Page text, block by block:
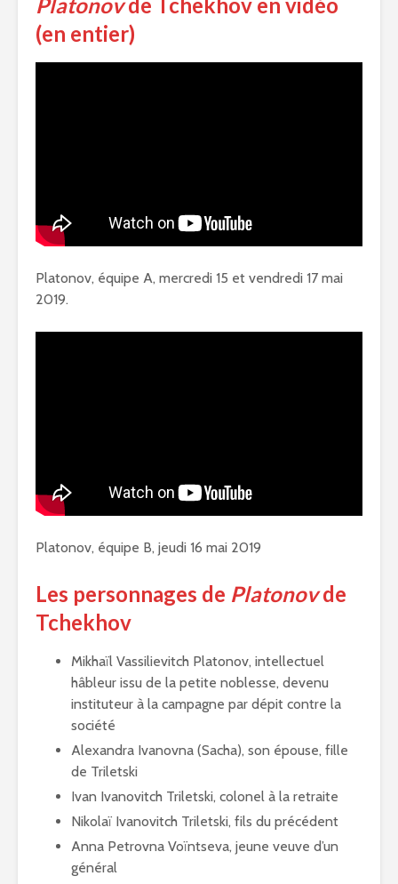
(en entier)
Platonov, équipe A, mercredi 15 et vendredi 17 mai
2019.
Platonov, équipe B, jeudi 16 mai 2019
Les personnages de Platonovde
Tchekhov
Mikhaïl Vassilievitch Platonov, intellectuel
hâbleur issu de la petite noblesse, devenu
instituteur à la campagne par dépit contre la
société
Alexandra Ivanovna (Sacha), son épouse, fille
de Triletski
Ivan Ivanovitch Triletski, colonel à la retraite
Nikolaï Ivanovitch Triletski, fils du précédent
Anna Petrovna Voïntseva, jeune veuve d’un
général